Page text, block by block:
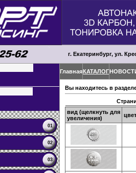
г. Екатеринбург, ул.
01
02
03
ГлавнаяКАТАЛОГ
Вы находитесь в
вид (щелкнуть для
увеличения)
цвет